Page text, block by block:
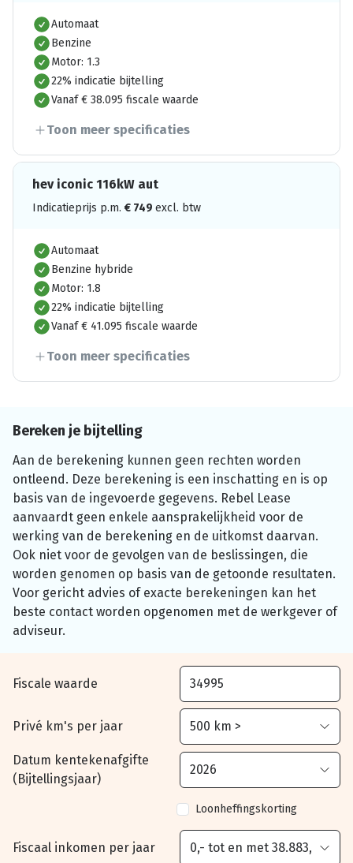
Automaat
Benzine
Motor: 1.3
22% indicatie bijtelling
Vanaf € 38.095 fiscale waarde
Toon meer specificaties
hev iconic 116kW aut
Indicatieprijs p.m. € 749 excl. btw
Automaat
Benzine hybride
Motor: 1.8
22% indicatie bijtelling
Vanaf € 41.095 fiscale waarde
Toon meer specificaties
Bereken je bijtelling
Aan de berekening kunnen geen rechten worden
ontleend. Deze berekening is een inschatting en is op
basis van de ingevoerde gegevens. Rebel Lease
aanvaardt geen enkele aansprakelijkheid voor de
werking van de berekening en de uitkomst daarvan.
Ook niet voor de gevolgen van de beslissingen, die
worden genomen op basis van de getoonde resultaten.
Voor gericht advies of exacte berekeningen kan het
beste contact worden opgenomen met de werkgever of
adviseur.
Fiscale waarde
Privé km's per jaar
Datum kentekenafgifte
(Bijtellingsjaar)
Loonheffingskorting
Fiscaal inkomen per jaar